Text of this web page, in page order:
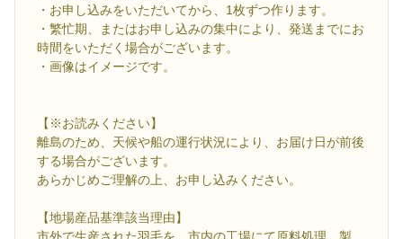
・お申し込みをいただいてから、1枚ずつ作ります。
・繁忙期、またはお申し込みの集中により、発送までにお
時間をいただく場合がございます。
・画像はイメージです。
【※お読みください】
離島のため、天候や船の運行状況により、お届け日が前後
する場合がございます。
あらかじめご理解の上、お申し込みください。
【地場産品基準該当理由】